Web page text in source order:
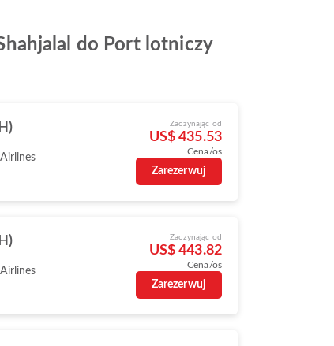
do Port lotniczy
Zaczynając od
US$ 435.53
Cena/os
Zarezerwuj
Zaczynając od
US$ 443.82
Cena/os
Zarezerwuj